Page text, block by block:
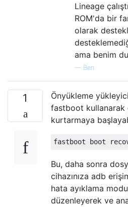
Lineage
ROM'da bir
olarak
ama benim
— Ben
1
Önyükleme
fastboot kullanarak
kurtarmaya
Bu, daha sonra
cihazınıza adb
hata ayıklama
düzenleyerek ve